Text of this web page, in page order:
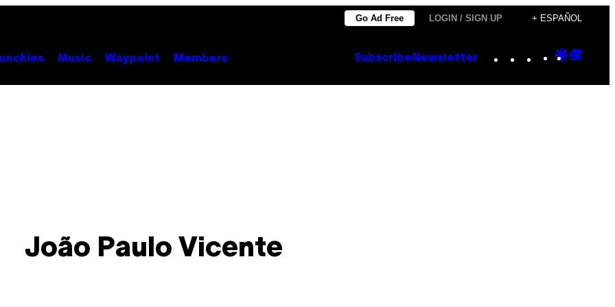
Go Ad Free LOGIN / SIGN UP + ESPAÑOL
Music Waypoint Members Subscribe Newsletter Instagram
TikTok
YouTube
Google
João Paulo Vicente